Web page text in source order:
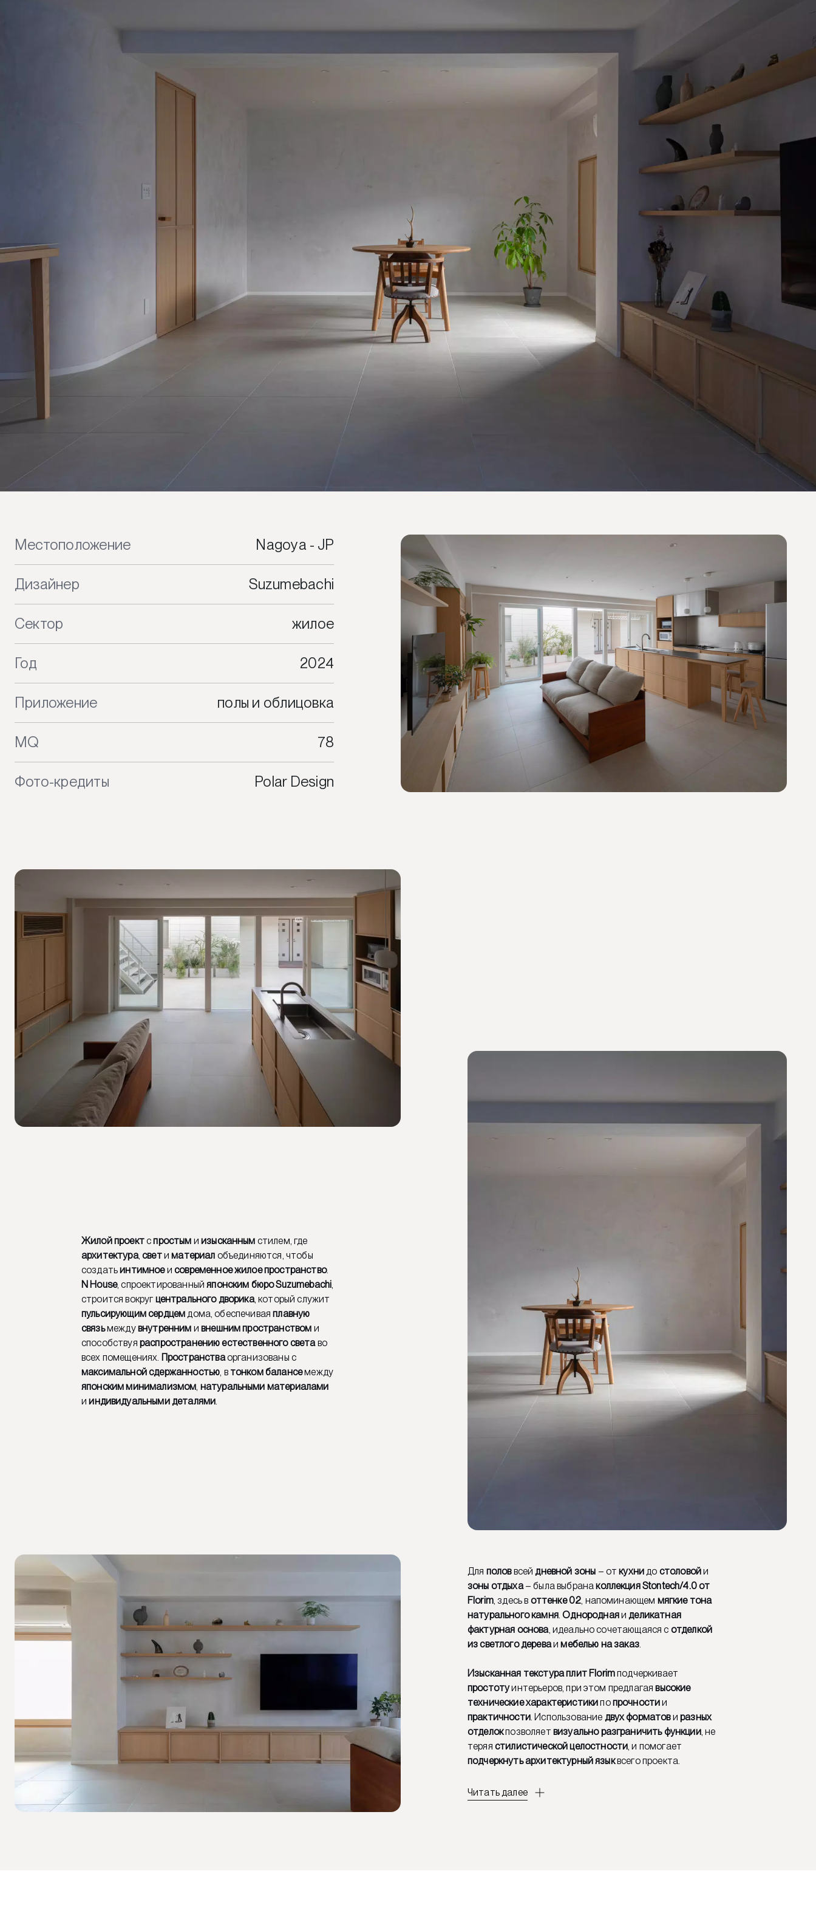
Местоположение Nagoya - JP
Дизайнер Suzumebachi
Сектор жилое
Год 2024
Приложение полы и облицовка
MQ 78
Фото-кредиты Polar Design
Жилой проектспростым иизысканным стилем, где
архитектура,светиматериал объединяются, чтобы
создатьинтимноеисовременное жилое пространство.
N House, спроектированныйяпонским бюро Suzumebachi,
строится вокруг центрального дворика, который служит
пульсирующим сердцемдома, обеспечиваяплавную
связьмеждувнутренним ивнешним пространством и
способствуя распространению естественного светаво
всех помещениях. Пространстваорганизованы с
максимальной сдержанностью, в тонком балансемежду
японским минимализмом, натуральными материалами
ииндивидуальными деталями.
Для половвсейдневной зоны – откухнидо столовойи
зоны отдыха– была выбранаколлекция Stontech/4.0 от
Florim, здесь в оттенке 02, напоминающем мягкие тона
натурального камня.Однороднаяиделикатная
фактурная основа, идеально сочетающаяся с отделкой
из светлого дереваимебелью на заказ.
Изысканная текстураплит Florimподчеркивает
простотуинтерьеров, при этом предлагаявысокие
технические характеристикипопрочностии
практичности. Использование двух форматовиразных
отделокпозволяет визуально разграничить функции, не
теряя стилистической целостности, и помогает
подчеркнуть архитектурный языквсего проекта.
Читать далее